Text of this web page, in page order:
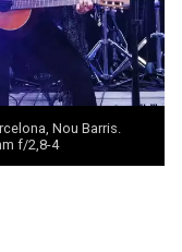
Nou Barris.
f/2,8-4